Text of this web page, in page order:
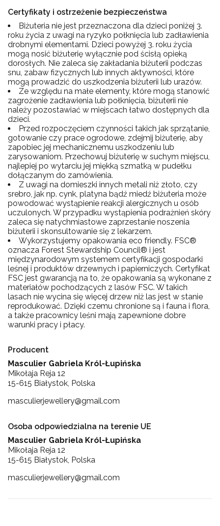
Certyfikaty i ostrzeżenie bezpieczeństwa
Biżuteria nie jest przeznaczona dla dzieci poniżej 3.
roku życia z uwagi na ryzyko połknięcia lub zadławienia
drobnymi elementami. Dzieci powyżej 3. roku życia
mogą nosić biżuterię wyłącznie pod ścisłą opieką
dorosłych. Nie zaleca się zakładania biżuterii podczas
snu, zabaw fizycznych lub innych aktywności, które
mogą prowadzić do uszkodzenia biżuterii lub urazów.
Ze względu na małe elementy, które mogą stanowić
zagrożenie zadławienia lub połknięcia, biżuterii nie
należy pozostawiać w miejscach łatwo dostępnych dla
dzieci.
Przed rozpoczęciem czynności takich jak sprzątanie,
gotowanie czy prace ogrodowe, zdejmij biżuterię, aby
zapobiec jej mechanicznemu uszkodzeniu lub
zarysowaniom. Przechowuj biżuterię w suchym miejscu,
najlepiej po wytarciu jej miękką szmatką w pudełku
dołączanym do zamówienia.
Z uwagi na domieszki innych metali niż złoto, czy
srebro, jak np. cynk, platyna bądź miedź biżuteria może
powodować wystąpienie reakcji alergicznych u osób
uczulonych. W przypadku wystąpienia podrażnień skóry
zaleca się natychmiastowe zaprzestanie noszenia
biżuterii i skonsultowanie się z lekarzem.
Wykorzystujemy opakowania eco friendly. FSC®
oznacza Forest Stewardship Council® i jest
międzynarodowym systemem certyfikacji gospodarki
leśnej i produktów drzewnych i papierniczych. Certyfikat
FSC jest gwarancją na to, że opakowania są wykonane z
materiałów pochodzących z lasów FSC. W takich
lasach nie wycina się więcej drzew niż las jest w stanie
reprodukować. Dzięki czemu chronione są i fauna i flora,
a także pracownicy leśni mają zapewnione dobre
warunki pracy i płacy.
Producent
Masculier Gabriela Król-Łupińska
Mikołaja Reja 12
15-615 Białystok, Polska
masculierjewellery@gmail.com
Osoba odpowiedzialna na terenie UE
Masculier Gabriela Król-Łupińska
Mikołaja Reja 12
15-615 Białystok, Polska
masculierjewellery@gmail.com